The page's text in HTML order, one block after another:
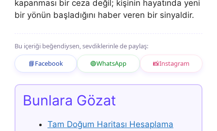
kapanması bir ceza değil; kişinin hayatında yeni
bir yönün başladığını haber veren bir sinyaldir.
Bu içeriği beğendiysen, sevdiklerinle de paylaş:
📘Facebook 🟢WhatsApp 📸Instagram
Bunlara Gözat
Tam Doğum Haritası Hesaplama